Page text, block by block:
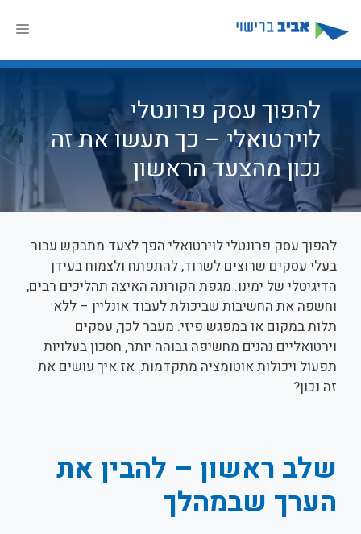
לתוכן
להפוך עסק פרונטלי
לוירטואלי – כך תעשו את זה
נכון מהצעד הראשון
להפוך עסק פרונטלי לוירטואלי הפך לצעד מתבקש עבור
בעלי עסקים שרוצים לשרוד, להתפתח ולצמוח בעידן
הדיגיטלי של ימינו. מגפת הקורונה האיצה תהליכים רבים,
וחשפה את החשיבות שביכולת לעבוד אונליין – ללא
תלות במקום או במפגש פיזי. מעבר לכך, עסקים
וירטואליים נהנים מחשיפה גבוהה יותר, חסכון בעלויות
תפעול ויכולות אוטומציה מתקדמות. אז איך עושים את
זה נכון?
שלב ראשון – להבין את
הערך שבמהלך